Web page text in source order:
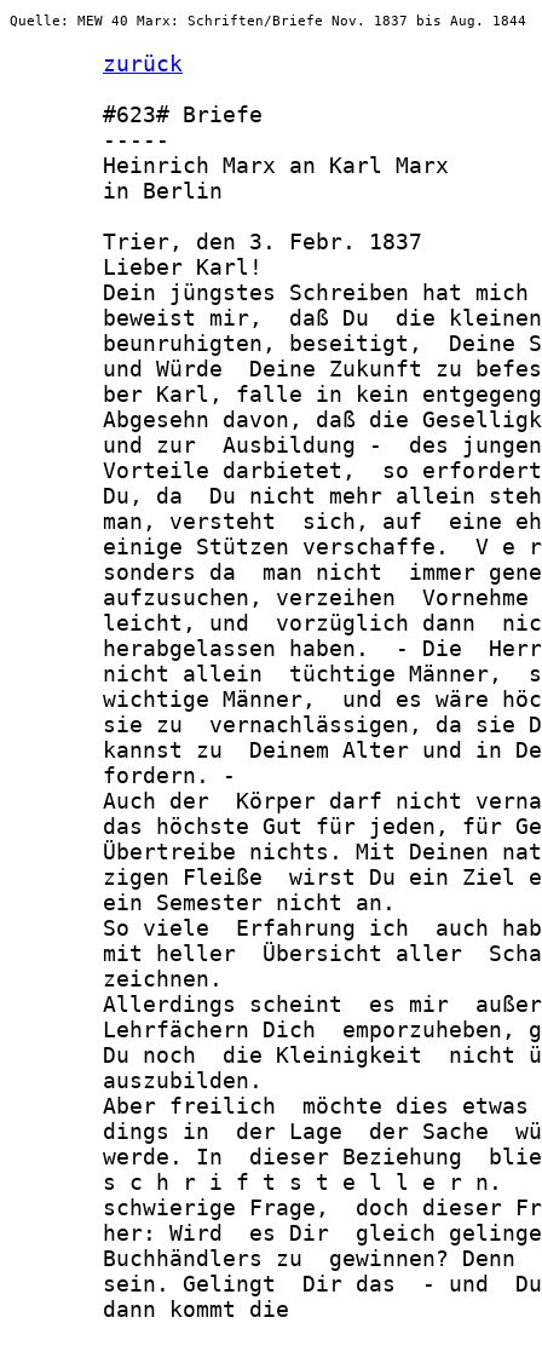
Quelle: MEW 40 Marx: Schriften/Briefe Nov. 1837 bis Aug. 1844
zurück
       #623# Briefe
       -----
       Heinrich Marx an Karl Marx
       in Berlin
       Trier, den 3. Febr. 1837
       Lieber Karl!
Dein jüngstes Schreiben hat
beweist mir,  daß Du  die
beunruhigten, beseitigt,  Deine
und Würde  Deine Zukunft zu
ber Karl, falle in kein
Abgesehn davon, daß die
und zur  Ausbildung -  des
Vorteile darbietet,  so
Du, da  Du nicht mehr allein
man, versteht  sich, auf  eine
einige Stützen verschaffe.  V e
sonders da  man nicht  immer
aufzusuchen, verzeihen
leicht, und  vorzüglich dann
herabgelassen haben.  - Die
nicht allein  tüchtige Männer,
wichtige Männer,  und es wäre
sie zu  vernachlässigen, da sie
kannst zu  Deinem Alter und in
       fordern. -
Auch der  Körper darf nicht
das höchste Gut für jeden, für
Übertreibe nichts. Mit Deinen
zigen Fleiße  wirst Du ein Ziel
       ein Semester nicht an.
So viele  Erfahrung ich  auch
mit heller  Übersicht aller
       zeichnen.
Allerdings scheint  es mir
Lehrfächern Dich  emporzuheben,
Du noch  die Kleinigkeit  nicht
       auszubilden.
Aber freilich  möchte dies
dings in  der Lage  der Sache
werde. In  dieser Beziehung
s c h r i f t s t e l l e r n.
schwierige Frage,  doch dieser
her: Wird  es Dir  gleich
Buchhändlers zu  gewinnen? Denn
sein. Gelingt  Dir das  - und
       dann kommt die